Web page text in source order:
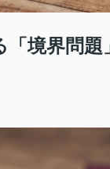
境界問